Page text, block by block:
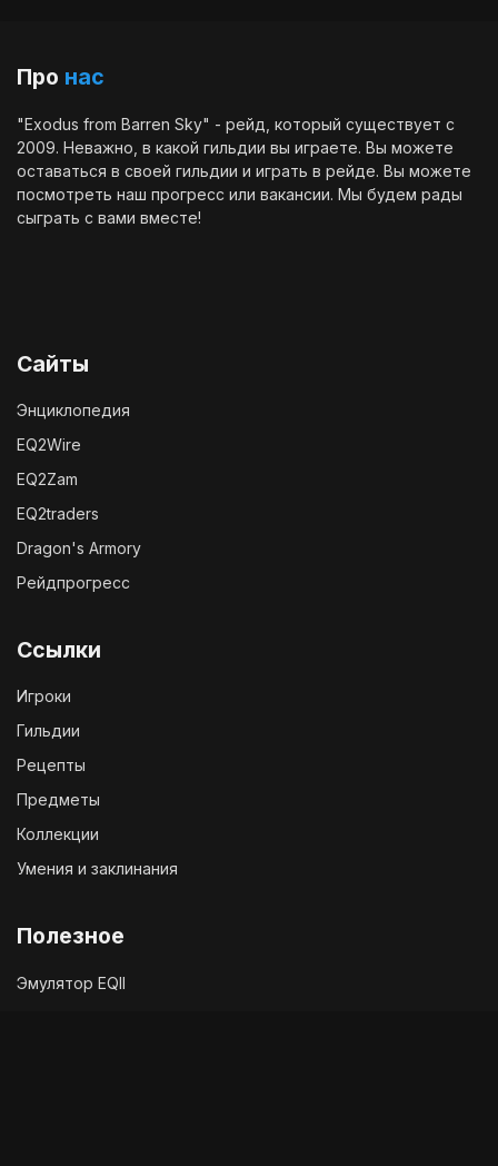
Про нас
"Exodus from Barren Sky" - рейд, который существует с
2009. Неважно, в какой гильдии вы играете. Вы можете
оставаться в своей гильдии и играть в рейде. Вы можете
посмотреть наш прогресс или вакансии. Мы будем рады
сыграть с вами вместе!
Сайты
Энциклопедия
EQ2Wire
EQ2Zam
EQ2traders
Dragon's Armory
Рейдпрогресс
Ссылки
Игроки
Гильдии
Рецепты
Предметы
Коллекции
Умения и заклинания
Полезное
Эмулятор EQII